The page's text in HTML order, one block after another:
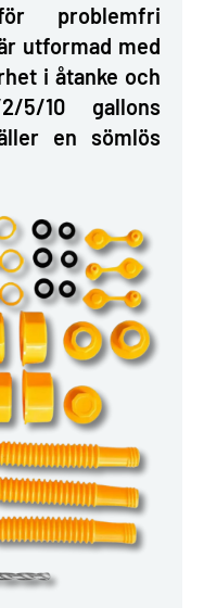
problemfri
utformad med
i åtanke och
5/10 gallons
en sömlös